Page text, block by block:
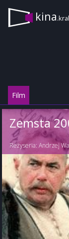
kina
Film
Zemsta
Reżyseria: Andrzej